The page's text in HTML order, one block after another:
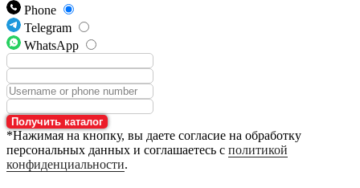
Phone
Telegram
WhatsApp
Получить каталог
*Нажимая на кнопку, вы даете согласие на обработку
персональных данных и соглашаетесь с политикой
конфиденциальности.